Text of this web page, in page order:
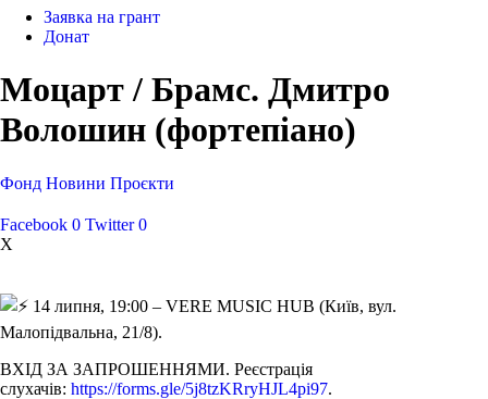
Заявка на грант
Донат
Моцарт / Брамс. Дмитро
Волошин (фортепіано)
Фонд Новини Проєкти
Facebook 0 Twitter 0
X
14 липня, 19:00 – VERE MUSIC HUB (Київ, вул.
Малопідвальна, 21/8).
ВХІД ЗА ЗАПРОШЕННЯМИ. Реєстрація
слухачів: https://forms.gle/5j8tzKRryHJL4pi97.